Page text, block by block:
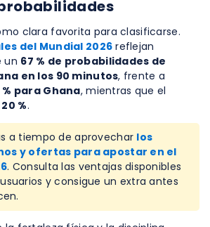
clara favorita para clasificarse.
del Mundial 2026 reflejan
un 67 % de probabilidades de
en los 90 minutos, frente a
% para Ghana, mientras que el
%.
a tiempo de aprovechar los
y ofertas para apostar en el
. Consulta las ventajas disponibles
y consigue un extra antes